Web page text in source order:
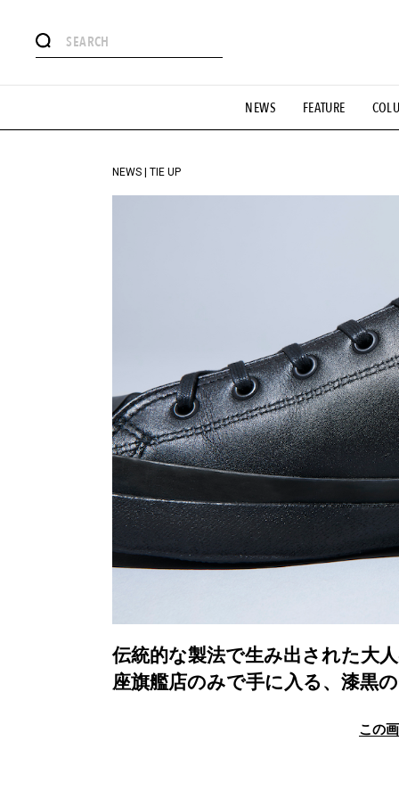
NEWS FEATURE
#憧れの逸品 #ESSENTIAL
#GH 銘品の所以 #フイナムのYouTube #Commune H
#HANDSOME HANDBOOK
NEWS | TIE UP
伝統的な製法で生み出された大
座旗艦店のみで手に入る、漆黒
この